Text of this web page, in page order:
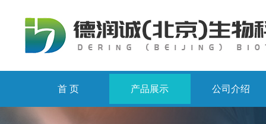
首 页 产品展示 公司介绍